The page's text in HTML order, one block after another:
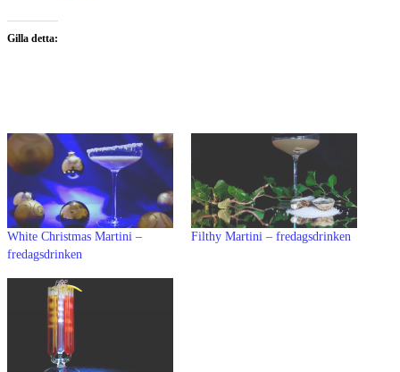
Gilla detta:
White Christmas Martini –
fredagsdrinken
Filthy Martini – fredagsdrinken